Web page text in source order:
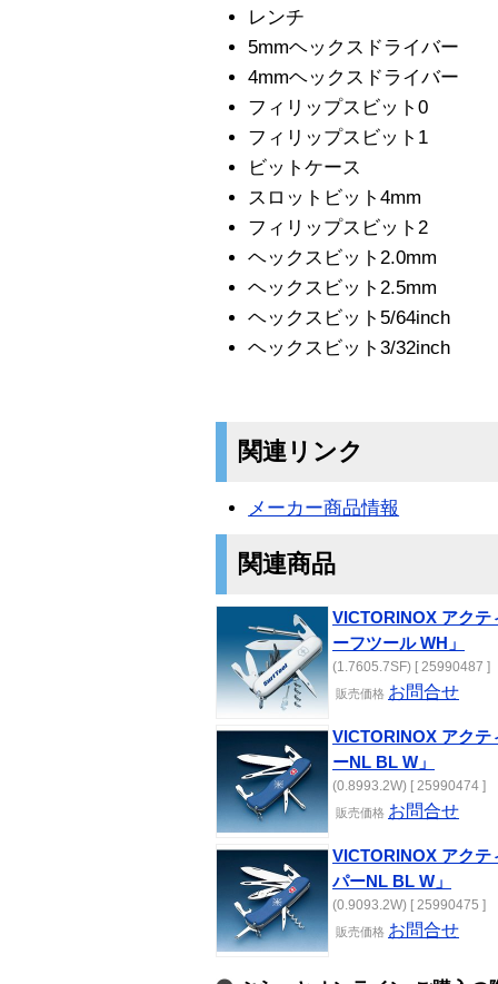
レンチ
5mmヘックスドライバー
4mmヘックスドライバー
フィリップスビット0
フィリップスビット1
ビットケース
スロットビット4mm
フィリップスビット2
ヘックスビット2.0mm
ヘックスビット2.5mm
ヘックスビット5/64inch
ヘックスビット3/32inch
関連リンク
メーカー商品情報
関連商品
VICTORINOX アクテ
ーフツール WH」
(1.7605.7SF) [ 25990487 ]
販売価格 お問合せ
VICTORINOX アクテ
ーNL BL W」
(0.8993.2W) [ 25990474 ]
販売価格 お問合せ
VICTORINOX アクテ
パーNL BL W」
(0.9093.2W) [ 25990475 ]
販売価格 お問合せ